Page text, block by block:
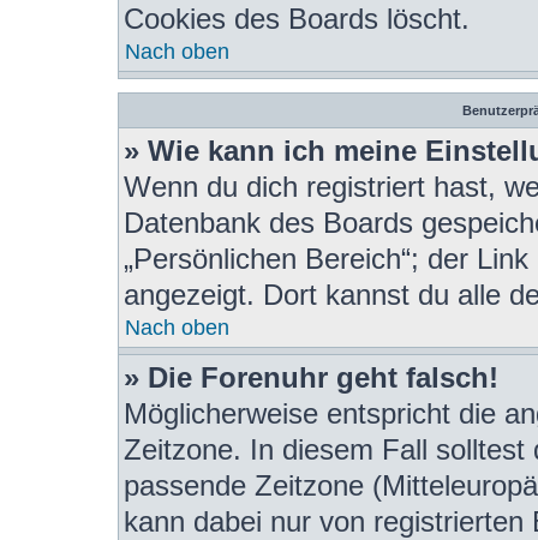
Cookies des Boards löscht.
Nach oben
» Wie kann ich meine
Wenn du dich registriert hast,
Datenbank des Boards
„Persönlichen Bereich“; der
angezeigt. Dort kannst du alle
Nach oben
» Die Forenuhr geht falsch!
Möglicherweise entspricht die
Zeitzone. In diesem Fall solltest
passende Zeitzone
kann dabei nur von